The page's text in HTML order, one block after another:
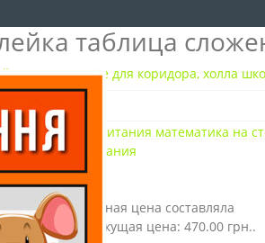
таблица
весна в душе
таблица вычитания
пока нет. )
Первоначальная цена составляла
470.00 грн.
Текущая цена: 470.00 грн..